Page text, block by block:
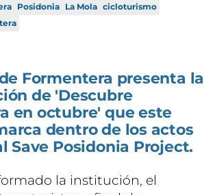
Posidonia La Mola cicloturismo
Formentera presenta la
de 'Descubre
en octubre' que este
dentro de los actos
Save Posidonia Project.
la institución, el